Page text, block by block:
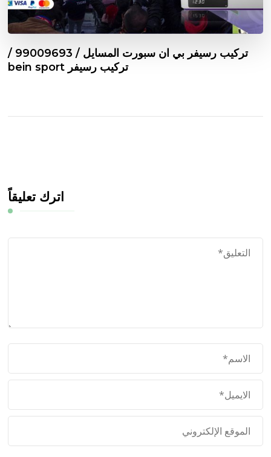
تركيب رسيفر بي ان سبورت المسايل / 99009693 /
تركيب رسيفر bein sport
اترك تعليقاً